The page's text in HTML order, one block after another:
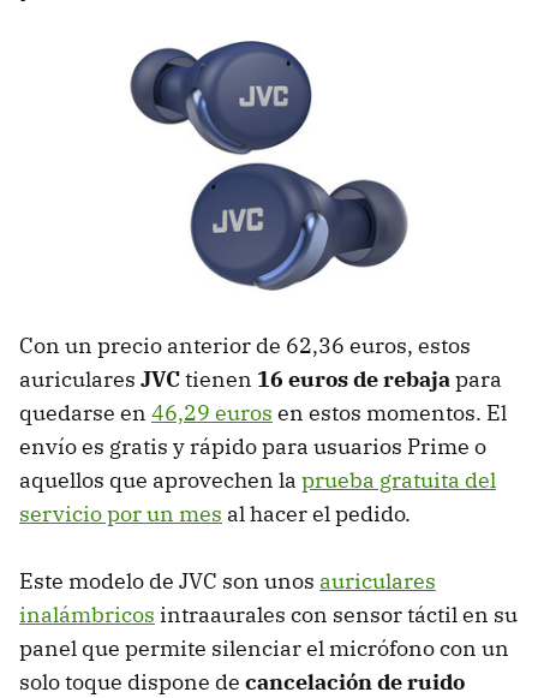
Con un precio anterior de 62,36 euros, estos
auriculares JVCtienen 16 euros de rebajapara
quedarse en 46,29 euros en estos momentos. El
envío es gratis y rápido para usuarios Prime o
aquellos que aprovechen la prueba gratuita del
servicio por un mes al hacer el pedido.
Este modelo de JVC son unos auriculares
inalámbricos intraaurales con sensor táctil en su
panel que permite silenciar el micrófono con un
solo toque dispone de cancelación de ruido